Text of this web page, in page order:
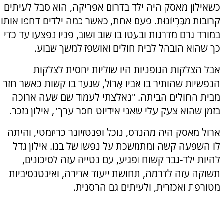
כשאילון מאסק היה ילד בדרום אפריקה, הוא סבל לעיתים
קרובות מבִּרְיוֹנוּת. פעם אחת, כאשר כמה ילדים דחפו אותו
במורד גרם מדרגות ובעטו בו שוב ושוב, פניו נפצעו עד כדי
כך שהוא הובהל לבית חולים ואושפז למשך שבוע.
אבל הצלקות הגופניות היו שוליות יחסית לצלקות
הנפשיות שהותיר בו אביו אֶרוֹל, שגער בו קשות כאשר חזר
מבית החולים הביתה. "נאלצתי לעמוד שם שעה ארוכה
בזמן שהוא צעק עלי שאני אידיוט חסר ערך", אילון נזכר.
ארול מאסק היה מהנדס, נוכל ופנטזיונר כריזמטי, והיתה
לו השפעה קשה ומתמשכת על נפשו של בנו. אילון גדל
להיות ילד-גבר קשוח ופגיע, עם נטייה עזה לסיכונים,
תשוקה עזה לדרמה, תחושת ייעוד אדירה, ואינטנסיביות
מטורפת ואכזרית, ולעיתים גם הרסנית.